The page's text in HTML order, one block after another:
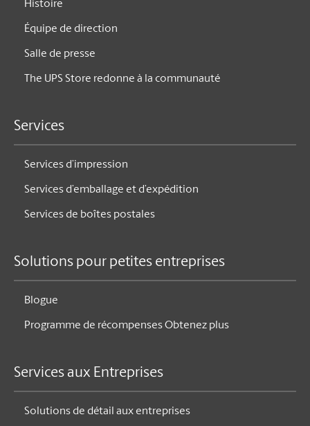
Histoire
Équipe de direction
Salle de presse
The UPS Store redonne à la communauté
Services
Services d’impression
Services d’emballage et d’expédition
Services de boîtes postales
Solutions pour petites entreprises
Blogue
Programme de récompenses Obtenez plus
Services aux Entreprises
Solutions de détail aux entreprises